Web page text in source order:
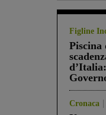
Figline
Cronaca